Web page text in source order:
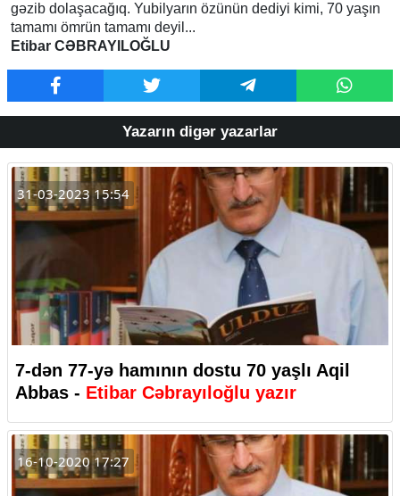
gəzib dolaşacağıq. Yubilyarın özünün dediyi kimi, 70 yaşın
tamamı ömrün tamamı deyil...
Etibar CƏBRAYILOĞLU
Yazarın digər yazarlar
31-03-2023 15:54
7-dən 77-yə hamının dostu 70 yaşlı Aqil
Abbas - Etibar Cəbrayıloğlu yazır
16-10-2020 17:27